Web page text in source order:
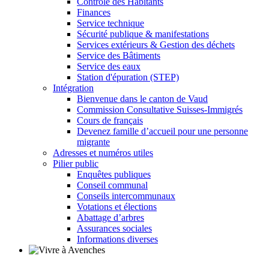
Finances
Service technique
Sécurité publique & manifestations
Services extérieurs & Gestion des déchets
Service des Bâtiments
Service des eaux
Station d'épuration (STEP)
Intégration
Bienvenue dans le canton de Vaud
Commission Consultative Suisses-Immigrés
Cours de français
Devenez famille d’accueil pour une personne
migrante
Adresses et numéros utiles
Pilier public
Enquêtes publiques
Conseil communal
Conseils intercommunaux
Votations et élections
Abattage d’arbres
Assurances sociales
Informations diverses